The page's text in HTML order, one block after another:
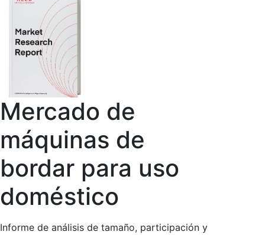
Mercado de
máquinas de
bordar para uso
doméstico
Informe de análisis de tamaño, participación y